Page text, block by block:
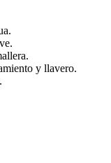
y llavero.